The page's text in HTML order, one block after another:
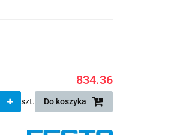
834.36
szt. Do koszyka